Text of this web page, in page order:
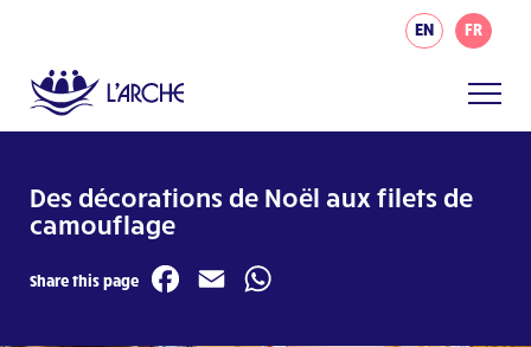
EN FR
Des décorations de Noël aux filets de
camouflage
Share this page Facebook
Email